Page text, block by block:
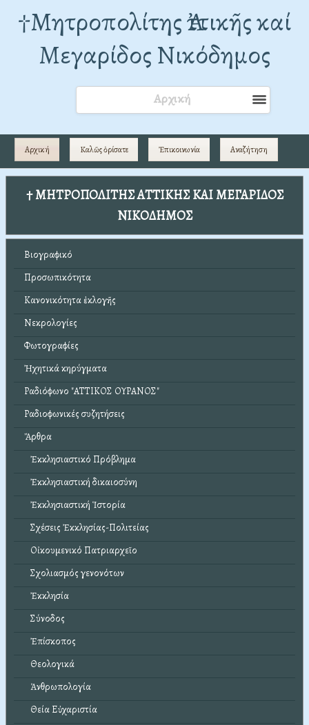
†Mητροπολίτης Ἀττικῆς καί
Μεγαρίδος Νικόδημος
Αρχική
Αρχική Καλῶς ὁρίσατε Ἐπικοινωνία Αναζήτηση
† ΜΗΤΡΟΠΟΛΙΤΗΣ ΑΤΤΙΚΗΣ ΚΑΙ ΜΕΓΑΡΙΔΟΣ
ΝΙΚΟΔΗΜΟΣ
Βιογραφικό
Προσωπικότητα
Κανονικότητα ἐκλογῆς
Νεκρολογίες
Φωτογραφίες
Ἠχητικά κηρύγματα
Ραδιόφωνο "ΑΤΤΙΚΟΣ ΟΥΡΑΝΟΣ"
Ραδιοφωνικές συζητήσεις
Ἄρθρα
Ἐκκλησιαστικό Πρόβλημα
Ἐκκλησιαστική δικαιοσύνη
Ἐκκλησιαστική Ἱστορία
Σχέσεις Ἐκκλησίας-Πολιτείας
Οἰκουμενικό Πατριαρχεῖο
Σχολιασμός γενονότων
Ἐκκλησία
Σύνοδος
Ἐπίσκοπος
Θεολογικά
Ἀνθρωπολογία
Θεία Εὐχαριστία